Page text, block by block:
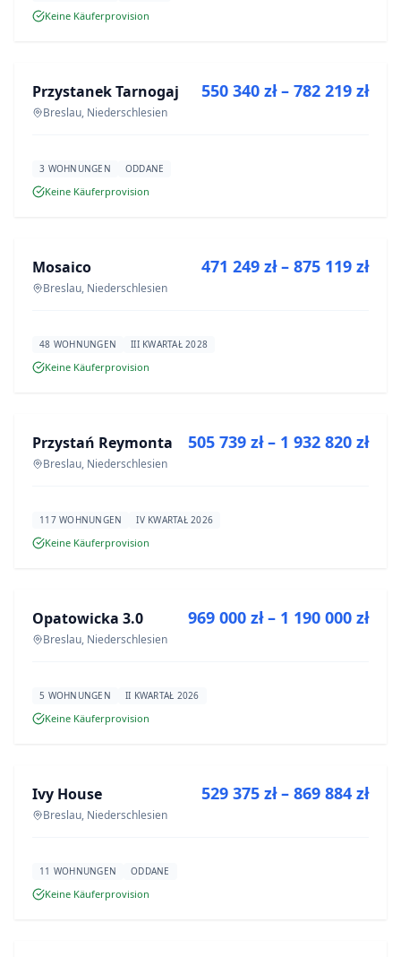
Keine Käuferprovision
NEUBAU
Przystanek Tarnogaj
Breslau, Niederschlesien
550 340 zł – 782 219 zł
3 WOHNUNGEN ODDANE
Keine Käuferprovision
NEUBAU
Mosaico
Breslau, Niederschlesien
471 249 zł – 875 119 zł
48 WOHNUNGEN III KWARTAŁ 2028
Keine Käuferprovision
NEUBAU
Przystań Reymonta
Breslau, Niederschlesien
505 739 zł – 1 932 820 zł
117 WOHNUNGEN IV KWARTAŁ 2026
Keine Käuferprovision
NEUBAU
Opatowicka 3.0
Breslau, Niederschlesien
969 000 zł – 1 190 000 zł
5 WOHNUNGEN II KWARTAŁ 2026
Keine Käuferprovision
NEUBAU
Ivy House
Breslau, Niederschlesien
529 375 zł – 869 884 zł
11 WOHNUNGEN ODDANE
Keine Käuferprovision